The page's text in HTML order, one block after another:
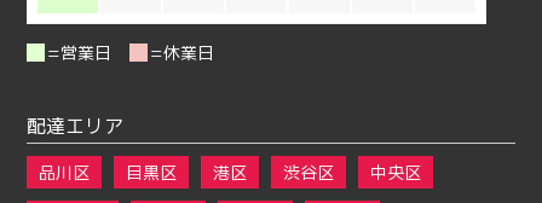
=営業日 =休業日
配達エリア
品川区 目黒区 港区 渋谷区
中央区